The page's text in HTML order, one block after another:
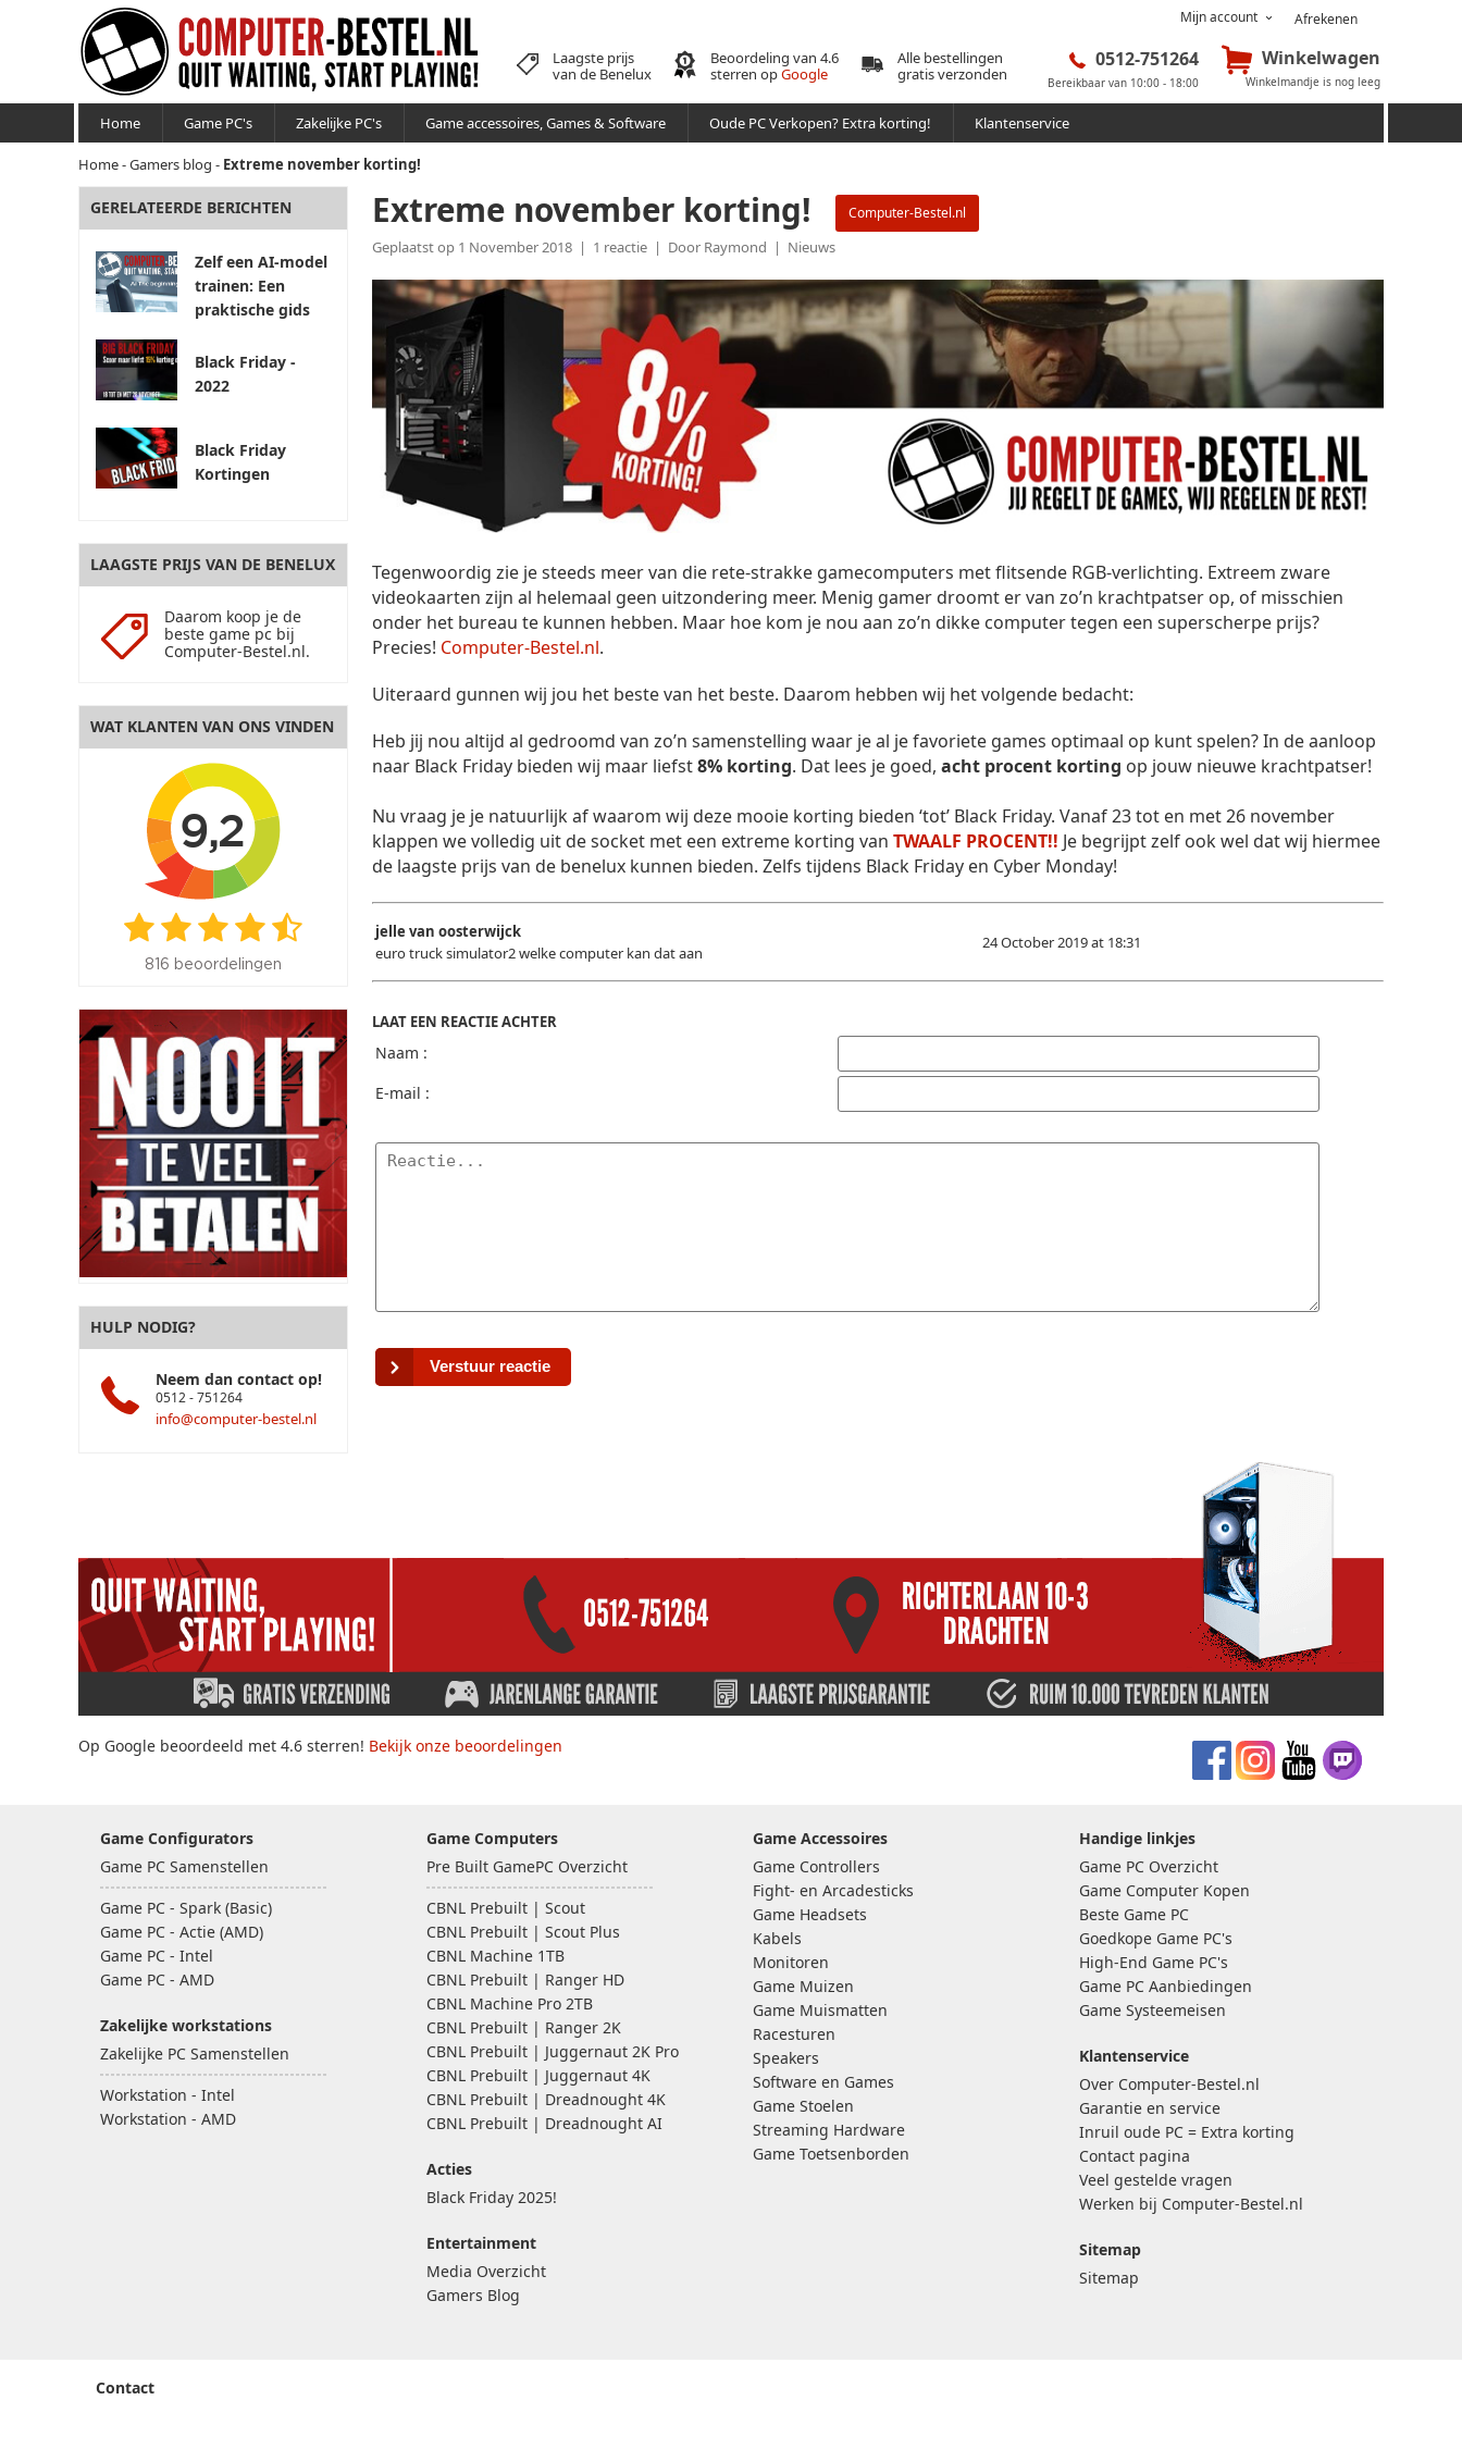
Mijn account Afrekenen
Laagste prijs
van de Benelux
Beoordeling van 4.6
sterren opGoogle
Alle bestellingen
gratis verzonden
0512-751264
Bereikbaar van 10:00 - 18:00
Winkelwagen
Winkelmandje is nog leeg
Home Game PC's Zakelijke PC's Game accessoires, Games & Software Oude PC Verkopen? Extra korting! Klantenservice
Home-Gamers blog - Extreme november korting!
GERELATEERDE BERICHTEN
Zelf een AI-model
trainen: Een
praktische gids
Black Friday -
2022
Black Friday
Kortingen
LAAGSTE PRIJS VAN DE BENELUX
Daarom koop je de
beste game pc bij
Computer-Bestel.nl.
WAT KLANTEN VAN ONS VINDEN
9,2
816 beoordelingen
HULP NODIG?
Neem dan contact op!
0512 - 751264
info@computer-bestel.nl
Extreme november korting! Computer-Bestel.nl
Geplaatst op 1 November 2018 | 1 reactie | Door Raymond | Nieuws
Tegenwoordig zie je steeds meer van die rete-strakke gamecomputers met flitsende RGB-verlichting. Extreem zware
videokaarten zijn al helemaal geen uitzondering meer. Menig gamer droomt er van zo’n krachtpatser op, of misschien
onder het bureau te kunnen hebben. Maar hoe kom je nou aan zo’n dikke computer tegen een superscherpe prijs?
Precies! Computer-Bestel.nl.
Uiteraard gunnen wij jou het beste van het beste. Daarom hebben wij het volgende bedacht:
Heb jij nou altijd al gedroomd van zo’n samenstelling waar je al je favoriete games optimaal op kunt spelen? In de aanloop
naar Black Friday bieden wij maar liefst8% korting. Dat lees je goed, acht procent korting op jouw nieuwe krachtpatser!
Nu vraag je je natuurlijk af waarom wij deze mooie korting bieden ‘tot’ Black Friday. Vanaf 23 tot en met 26 november
klappen we volledig uit de socket met een extreme korting van TWAALF PROCENT!! Je begrijpt zelf ook wel dat wij hiermee
de laagste prijs van de benelux kunnen bieden. Zelfs tijdens Black Friday en Cyber Monday!
jelle van oosterwijck
euro truck simulator2 welke computer kan dat aan
24 October 2019 at 18:31
LAAT EEN REACTIE ACHTER
Naam :
E-mail :
Verstuur reactie
Op Google beoordeeld met 4.6 sterren! Bekijk onze beoordelingen
Game Configurators
Game PC Samenstellen
Game PC - Spark (Basic)
Game PC - Actie (AMD)
Game PC - Intel
Game PC - AMD
Zakelijke workstations
Zakelijke PC Samenstellen
Workstation - Intel
Workstation - AMD
Game Computers
Pre Built GamePC Overzicht
CBNL Prebuilt | Scout
CBNL Prebuilt | Scout Plus
CBNL Machine 1TB
CBNL Prebuilt | Ranger HD
CBNL Machine Pro 2TB
CBNL Prebuilt | Ranger 2K
CBNL Prebuilt | Juggernaut 2K Pro
CBNL Prebuilt | Juggernaut 4K
CBNL Prebuilt | Dreadnought 4K
CBNL Prebuilt | Dreadnought AI
Acties
Black Friday 2025!
Entertainment
Media Overzicht
Gamers Blog
Game Accessoires
Game Controllers
Fight- en Arcadesticks
Game Headsets
Kabels
Monitoren
Game Muizen
Game Muismatten
Racesturen
Speakers
Software en Games
Game Stoelen
Streaming Hardware
Game Toetsenborden
Handige linkjes
Game PC Overzicht
Game Computer Kopen
Beste Game PC
Goedkope Game PC's
High-End Game PC's
Game PC Aanbiedingen
Game Systeemeisen
Klantenservice
Over Computer-Bestel.nl
Garantie en service
Inruil oude PC = Extra korting
Contact pagina
Veel gestelde vragen
Werken bij Computer-Bestel.nl
Sitemap
Sitemap
Contact